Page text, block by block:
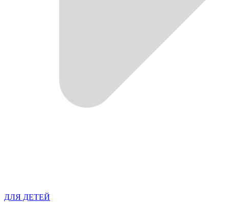
ДЛЯ ДЕТЕЙ